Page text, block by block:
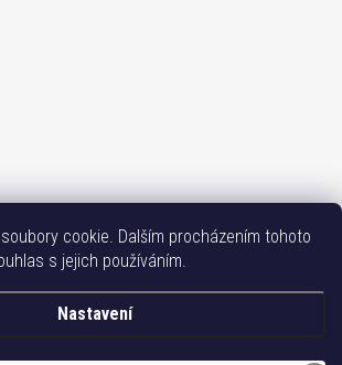
cookie. Dalším procházením tohoto
s jejich používáním.
Nastavení